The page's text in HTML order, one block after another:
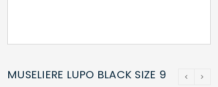
MUSELIERE LUPO BLACK SIZE 9